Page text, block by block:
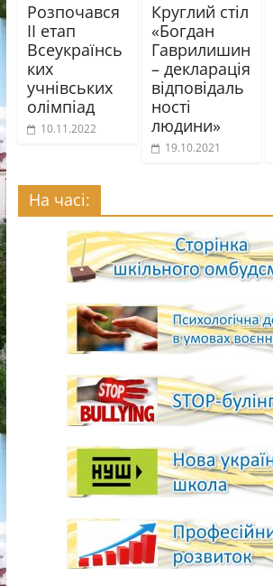
Розпочався
ІІ етап
Всеукраїнсь
ких
учнівських
олімпіад
10.11.2022
Круглий стіл
«Богдан
Гаврилишин
– декларація
відповідаль
ності
людини»
19.10.2021
На часі: